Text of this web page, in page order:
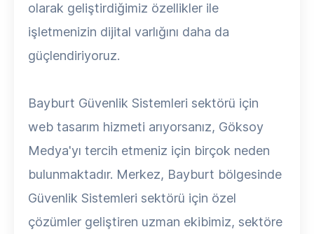
olarak geliştirdiğimiz özellikler ile
işletmenizin dijital varlığını daha da
güçlendiriyoruz.
Bayburt Güvenlik Sistemleri sektörü için
web tasarım hizmeti arıyorsanız, Göksoy
Medya'yı tercih etmeniz için birçok neden
bulunmaktadır. Merkez, Bayburt bölgesinde
Güvenlik Sistemleri sektörü için özel
çözümler geliştiren uzman ekibimiz, sektöre